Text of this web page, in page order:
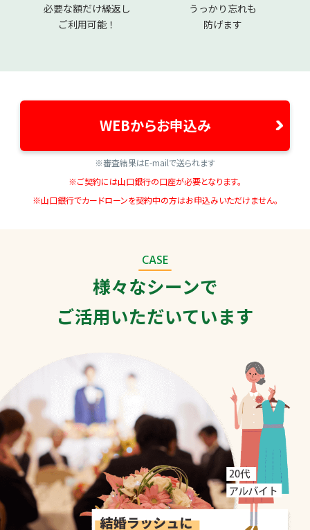
必要な額だけ繰返し
ご利用可能！
うっかり忘れも
防げます
WEBからお申込み
※審査結果はE-mailで送られます
※ご契約には山口銀行の口座が必要となります。
※山口銀行でカードローンを契約中の方はお申込みいただけません。
CASE
様々なシーンで
ご活用いただいています